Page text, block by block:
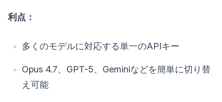
利点：
多くのモデルに対応する単一のAPIキー
Opus 4.7、GPT-5、Geminiなどを簡単に切り替
え可能